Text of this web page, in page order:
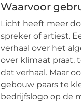
Waarvoor
Licht heeft meer
spreker of artiest.
verhaal over het
over klimaat praat,
dat verhaal. Maar
gebouw paars te
bedrijfslogo op de